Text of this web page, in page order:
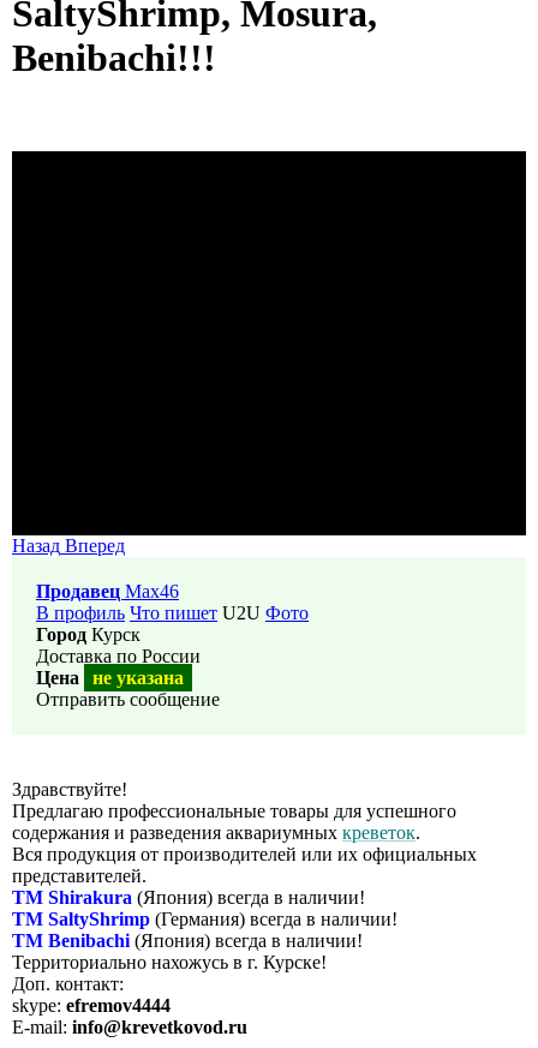
SaltyShrimp, Mosura,
Benibachi!!!
Назад Вперед
Продавец Max46
В профиль Что пишет U2U Фото
Город Курск
Доставка по России
Цена
не указана
Отправить сообщение
Здравствуйте!
Предлагаю профессиональные товары для успешного
содержания и разведения аквариумных креветок.
Вся продукция от производителей или их официальных
представителей.
ТМ Shirakura (Япония) всегда в наличии!
ТМ SaltyShrimp (Германия) всегда в наличии!
ТМ Benibachi (Япония) всегда в наличии!
Территориально нахожусь в г. Курске!
Доп. контакт:
skype: efremov4444
E-mail: info@krevetkovod.ru